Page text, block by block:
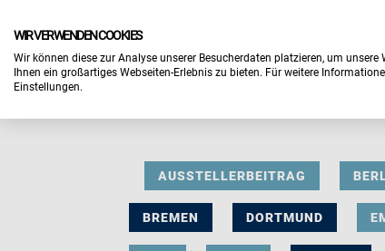
AUSSTELLERBEITRAG
BREMEN DORTMUND
WIR VERWENDEN COOKIES
Wir können diese zur Analyse unserer Besucherdaten platzieren, um
Ihnen ein großartiges Webseiten-Erlebnis zu bieten. Für weitere
Einstellungen.